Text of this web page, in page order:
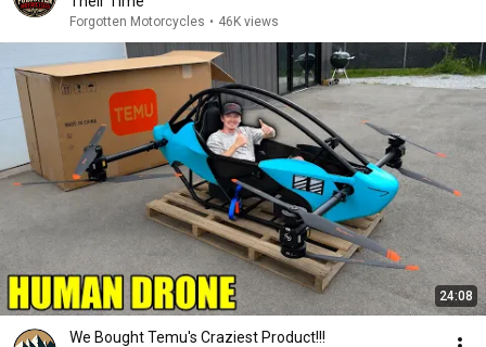
Forgotten Motorcycles • 46K views
24:08
We Bought Temu's Craziest Product!!!